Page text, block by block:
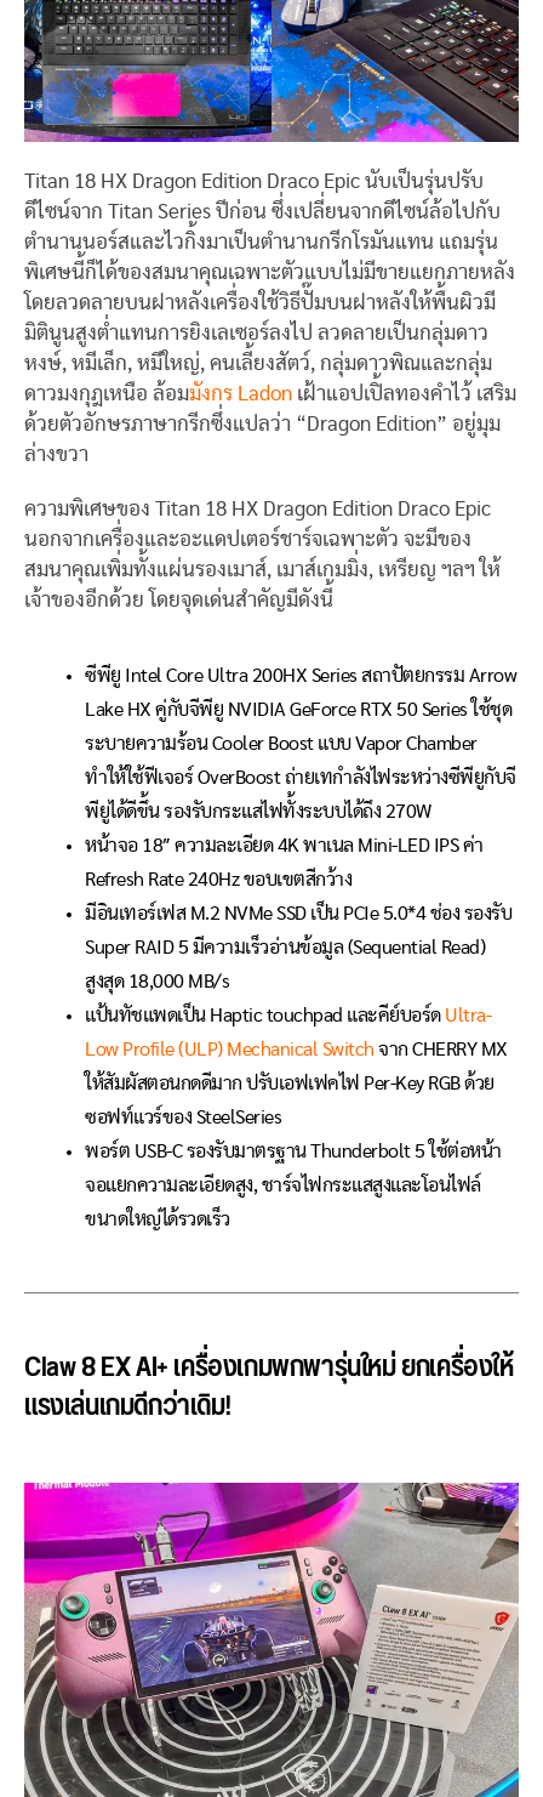
Titan 18 HX Dragon Edition Draco Epic นับเป็นรุ่นปรับ
ดีไซน์จาก Titan Series ปีก่อน ซึ่งเปลี่ยนจากดีไซน์ล้อไปกับ
ตำนานนอร์สและไวกิ้งมาเป็นตำนานกรีกโรมันแทน แถมรุ่น
พิเศษนี้ก็ได้ของสมนาคุณเฉพาะตัวแบบไม่มีขายแยกภายหลัง
โดยลวดลายบนฝาหลังเครื่องใช้วิธีปั๊มบนฝาหลังให้พื้นผิวมี
มิตินูนสูงต่ำแทนการยิงเลเซอร์ลงไป ลวดลายเป็นกลุ่มดาว
หงษ์, หมีเล็ก, หมีใหญ่, คนเลี้ยงสัตว์, กลุ่มดาวพิณและกลุ่ม
ดาวมงกุฎเหนือ ล้อมมังกร Ladon เฝ้าแอปเปิ้ลทองคำไว้ เสริม
ด้วยตัวอักษรภาษากรีกซึ่งแปลว่า “Dragon Edition” อยู่มุม
ล่างขวา
ความพิเศษของ Titan 18 HX Dragon Edition Draco Epic
นอกจากเครื่องและอะแดปเตอร์ชาร์จเฉพาะตัว จะมีของ
สมนาคุณเพิ่มทั้งแผ่นรองเมาส์, เมาส์เกมมิ่ง, เหรียญ ฯลฯ ให้
เจ้าของอีกด้วย โดยจุดเด่นสำคัญมีดังนี้
ซีพียู Intel Core Ultra 200HX Series สถาปัตยกรรม Arrow
Lake HX คู่กับจีพียู NVIDIA GeForce RTX 50 Series ใช้ชุด
ระบายความร้อน Cooler Boost แบบ Vapor Chamber
ทำให้ใช้ฟีเจอร์ OverBoost ถ่ายเทกำลังไฟระหว่างซีพียูกับจี
พียูได้ดีขึ้น รองรับกระแสไฟทั้งระบบได้ถึง 270W
หน้าจอ 18″ ความละเอียด 4K พาเนล Mini-LED IPS ค่า
Refresh Rate 240Hz ขอบเขตสีกว้าง
มีอินเทอร์เฟส M.2 NVMe SSD เป็น PCIe 5.0*4 ช่อง รองรับ
Super RAID 5 มีความเร็วอ่านข้อมูล (Sequential Read)
สูงสุด 18,000 MB/s
แป้นทัชแพดเป็น Haptic touchpad และคีย์บอร์ด Ultra-
Low Profile (ULP) Mechanical Switch จาก CHERRY MX
ให้สัมผัสตอนกดดีมาก ปรับเอฟเฟคไฟ Per-Key RGB ด้วย
ซอฟท์แวร์ของ SteelSeries
พอร์ต USB-C รองรับมาตรฐาน Thunderbolt 5 ใช้ต่อหน้า
จอแยกความละเอียดสูง, ชาร์จไฟกระแสสูงและโอนไฟล์
ขนาดใหญ่ได้รวดเร็ว
Claw 8 EX AI+ เครื่องเกมพกพารุ่นใหม่ ยกเครื่องให้
แรงเล่นเกมดีกว่าเดิม!